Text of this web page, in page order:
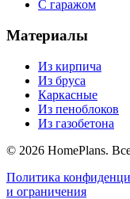
С гаражом
Материалы
Из кирпича
Из бруса
Каркасные
Из пеноблоков
Из газобетона
© 2026 HomePlans.
Политика
и ограничения